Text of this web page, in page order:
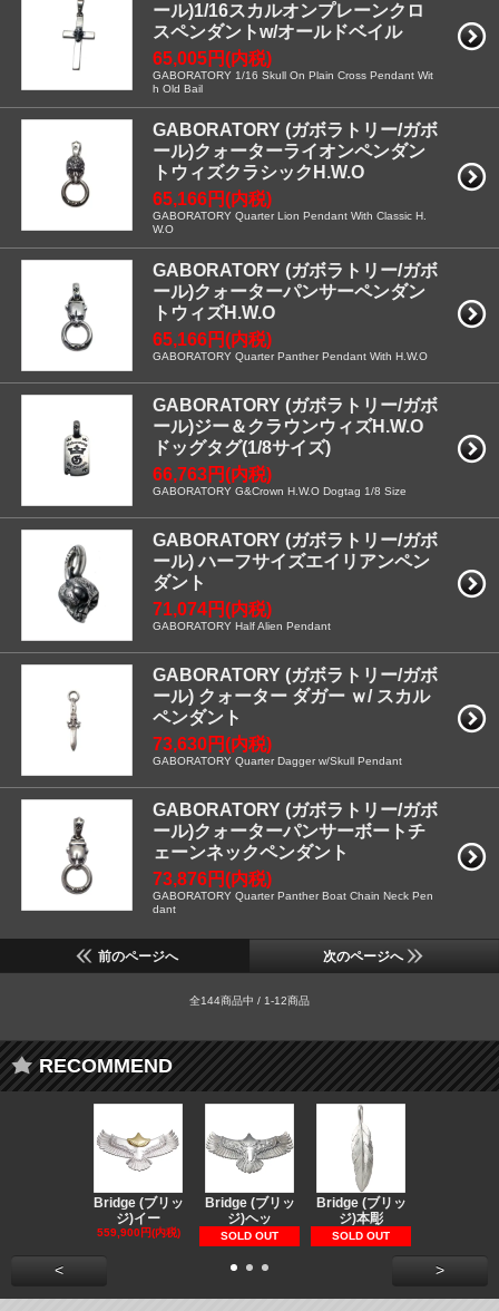
ール)1/16スカルオンプレーンクロ
スペンダントw/オールドベイル
65,005円(内税)
GABORATORY 1/16 Skull On Plain Cross Pendant Wit
h Old Bail
GABORATORY (ガボラトリー/ガボ
ール)クォーターライオンペンダン
トウィズクラシックH.W.O
65,166円(内税)
GABORATORY Quarter Lion Pendant With Classic H.
W.O
GABORATORY (ガボラトリー/ガボ
ール)クォーターパンサーペンダン
トウィズH.W.O
65,166円(内税)
GABORATORY Quarter Panther Pendant With H.W.O
GABORATORY (ガボラトリー/ガボ
ール)ジー＆クラウンウィズH.W.O
ドッグタグ(1/8サイズ)
66,763円(内税)
GABORATORY G&Crown H.W.O Dogtag 1/8 Size
GABORATORY (ガボラトリー/ガボ
ール) ハーフサイズエイリアンペン
ダント
71,074円(内税)
GABORATORY Half Alien Pendant
GABORATORY (ガボラトリー/ガボ
ール) クォーター ダガー ｗ/ スカル
ペンダント
73,630円(内税)
GABORATORY Quarter Dagger w/Skull Pendant
GABORATORY (ガボラトリー/ガボ
ール)クォーターパンサーボートチ
ェーンネックペンダント
73,876円(内税)
GABORATORY Quarter Panther Boat Chain Neck Pen
dant
前のページへ 次のページへ
全144商品中 / 1-12商品
RECOMMEND
Bridge (ブリッ
ジ)イー
559,900円(内税)
Bridge (ブリッ
ジ)ヘッ
SOLD OUT
Bridge (ブリッ
ジ)本彫
SOLD OUT
< >